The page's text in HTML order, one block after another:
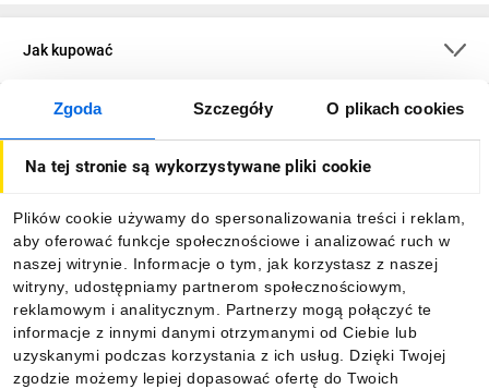
Zgoda Szczegóły O plikach cookies
Na tej stronie są wykorzystywane pliki cookie
Plików cookie używamy do spersonalizowania treści i reklam,
aby oferować funkcje społecznościowe i analizować ruch w
naszej witrynie. Informacje o tym, jak korzystasz z naszej
witryny, udostępniamy partnerom społecznościowym,
reklamowym i analitycznym. Partnerzy mogą połączyć te
informacje z innymi danymi otrzymanymi od Ciebie lub
uzyskanymi podczas korzystania z ich usług. Dzięki Twojej
zgodzie możemy lepiej dopasować ofertę do Twoich
Jak kupować
O firmie
Informacje
Pobierz naszą aplikację mobilną: